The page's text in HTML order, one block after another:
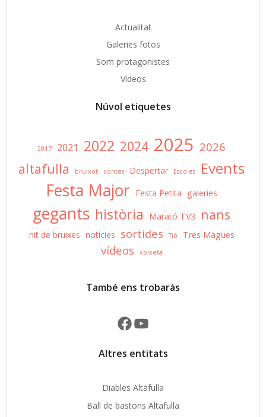
Actualitat
Galeries fotos
Som protagonistes
Vídeos
Núvol etiquetes
2017 2021 2022 2024 2025 2026
altafulla bruixot contes Despertar Escoles Events
Festa Major Festa Petita galeries
gegants història Marató TV3 nans
nit de bruixes notícies sortides Tió Tres Magues
vídeos xoixeta
També ens trobaràs
FacebookYouTube
Altres entitats
Diables Altafulla
Ball de bastons Altafulla